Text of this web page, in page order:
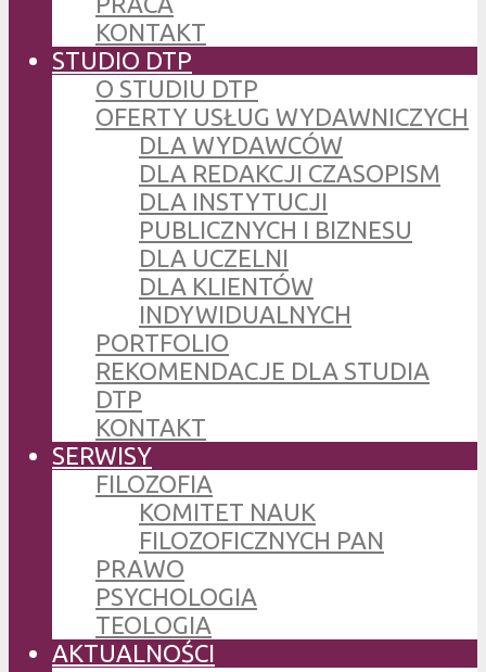
KONTAKT
STUDIO DTP
O STUDIU DTP
OFERTY USŁUG WYDAWNICZYCH
DLA WYDAWCÓW
DLA REDAKCJI CZASOPISM
DLA INSTYTUCJI
PUBLICZNYCH I BIZNESU
DLA UCZELNI
DLA KLIENTÓW
INDYWIDUALNYCH
PORTFOLIO
REKOMENDACJE DLA STUDIA
DTP
KONTAKT
SERWISY
FILOZOFIA
KOMITET NAUK
FILOZOFICZNYCH PAN
PRAWO
PSYCHOLOGIA
TEOLOGIA
AKTUALNOŚCI